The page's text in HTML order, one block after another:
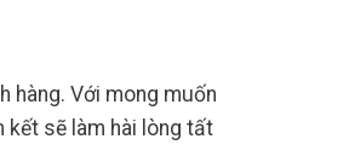
hàng. Với mong muốn
kết sẽ làm hài lòng tất